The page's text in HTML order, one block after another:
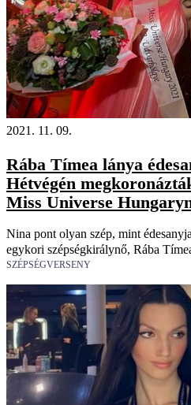
2021. 11. 09.
Rába Tímea lánya
Hétvégén
Miss Universe
Nina pont olyan szép, mint
egykori szépségkirálynő, Rába
SZÉPSÉGVERSENY